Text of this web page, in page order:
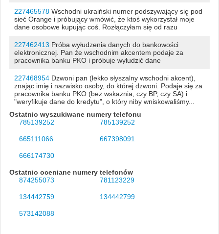
227465578Wschodni ukraiński numer podszywający się pod
sieć Orange i próbujący wmówić, że ktoś wykorzystał moje
dane osobowe kupując coś. Rozłączyłam się od razu
227462413 Próba wyłudzenia danych do bankowości
elektronicznej. Pan że wschodnim akcentem podaje za
pracownika banku PKO i próbuje wyłudzić dane
227468954Dzwoni pan (lekko słyszalny wschodni akcent),
znając imię i nazwisko osoby, do której dzwoni. Podaje się za
pracownika banku PKO (bez wskaznia, czy BP, czy SA) i
"weryfikuje dane do kredytu", o który niby wniskowaliśmy...
Ostatnio wyszukiwane numery telefonu
785139252
785139252
665111066 667398091
666174730
Ostatnio oceniane numery telefonów
874255073
781123229
134442759 134442799
573142088